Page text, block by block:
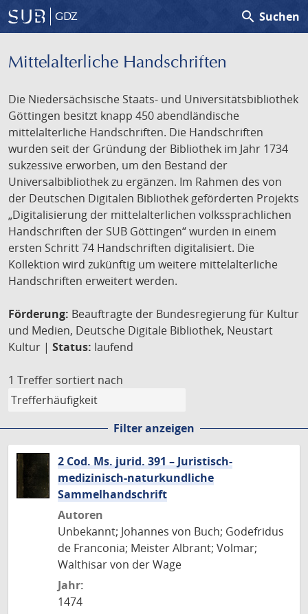
GDZ search Suchen
Mittelalterliche Handschriften
Die Niedersächsische Staats- und Universitätsbibliothek
Göttingen besitzt knapp 450 abendländische
mittelalterliche Handschriften. Die Handschriften
wurden seit der Gründung der Bibliothek im Jahr 1734
sukzessive erworben, um den Bestand der
Universalbibliothek zu ergänzen. Im Rahmen des von
der Deutschen Digitalen Bibliothek geförderten Projekts
„Digitalisierung der mittelalterlichen volkssprachlichen
Handschriften der SUB Göttingen“ wurden in einem
ersten Schritt 74 Handschriften digitalisiert. Die
Kollektion wird zukünftig um weitere mittelalterliche
Handschriften erweitert werden.
Förderung: Beauftragte der Bundesregierung für Kultur
und Medien, Deutsche Digitale Bibliothek, Neustart
Kultur | Status: laufend
1 Treffer sortiert nach
Filter anzeigen
2 Cod. Ms. jurid. 391 – Juristisch-
medizinisch-naturkundliche
Sammelhandschrift
Autoren
Unbekannt; Johannes von Buch; Godefridus
de Franconia; Meister Albrant; Volmar;
Walthisar von der Wage
Jahr:
1474